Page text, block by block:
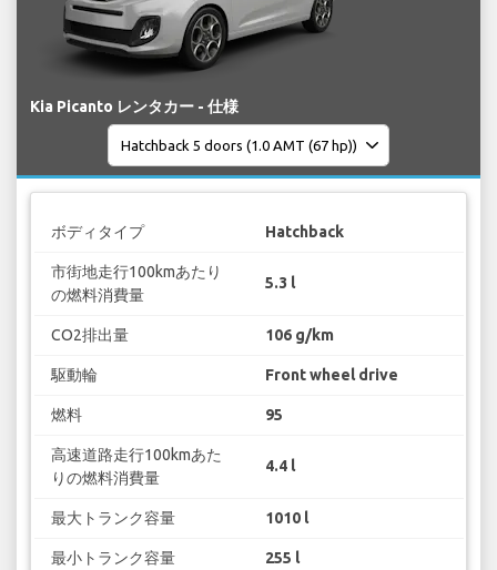
Kia Picanto レンタカー - 仕様
ボディタイプ Hatchback
市街地走行100kmあたり
の燃料消費量
5.3 l
CO2排出量 106 g/km
駆動輪 Front wheel drive
燃料 95
高速道路走行100kmあた
りの燃料消費量
4.4 l
最大トランク容量 1010 l
最小トランク容量 255 l